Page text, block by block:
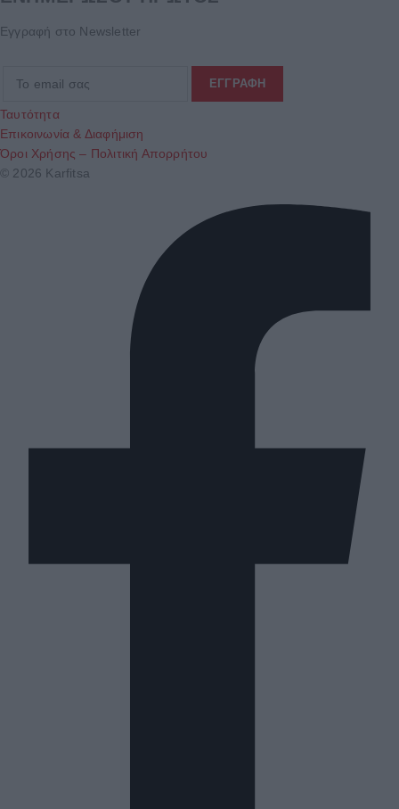
Εγγραφή στο Newsletter
Ταυτότητα
Επικοινωνία & Διαφήμιση
Όροι Χρήσης – Πολιτική Απορρήτου
© 2026 Karfitsa